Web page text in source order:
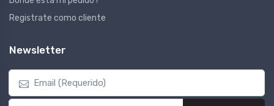
Registrate como cliente
Newsletter